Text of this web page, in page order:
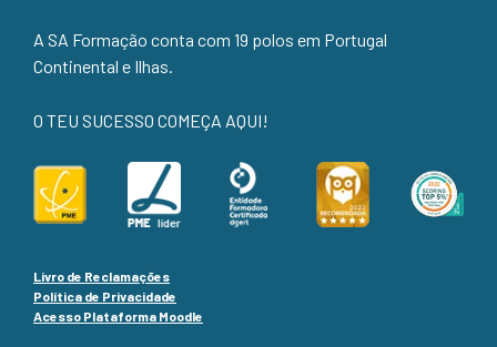
A SA Formação conta com 19 polos em Portugal
Continental e Ilhas.
O TEU SUCESSO COMEÇA AQUI!
Livro de Reclamações
Política de Privacidade
Acesso Plataforma Moodle